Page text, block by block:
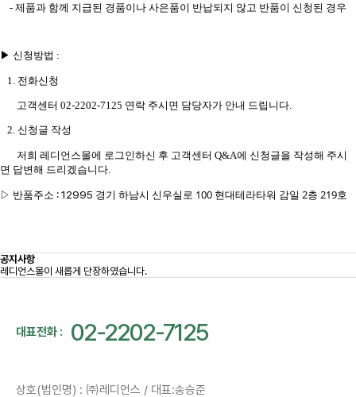
- 제품과 함께 지급된 경품이나 사은품이 반납되지 않고 반품이 신청된 경우
▶ 신청방법 :
1. 전화신청
고객센터 02-2202-7125 연락 주시면 담당자가 안내 드립니다
2. 신청글 작성
저희 레디언스몰에 로그인하신 후 고객센터 Q&A에 신청글을 작성해 주시
면 답변해 드리겠습니다
▷ 반품주소 : 12995 경기 하남시 신우실로 100 현대테라타워 감일 2층 219호
공지사항
레디언스몰이 새롭게 단장하였습니다.
대표전화 : 02-2202-7125
상호(법인명) : ㈜레디언스 / 대표:송승준